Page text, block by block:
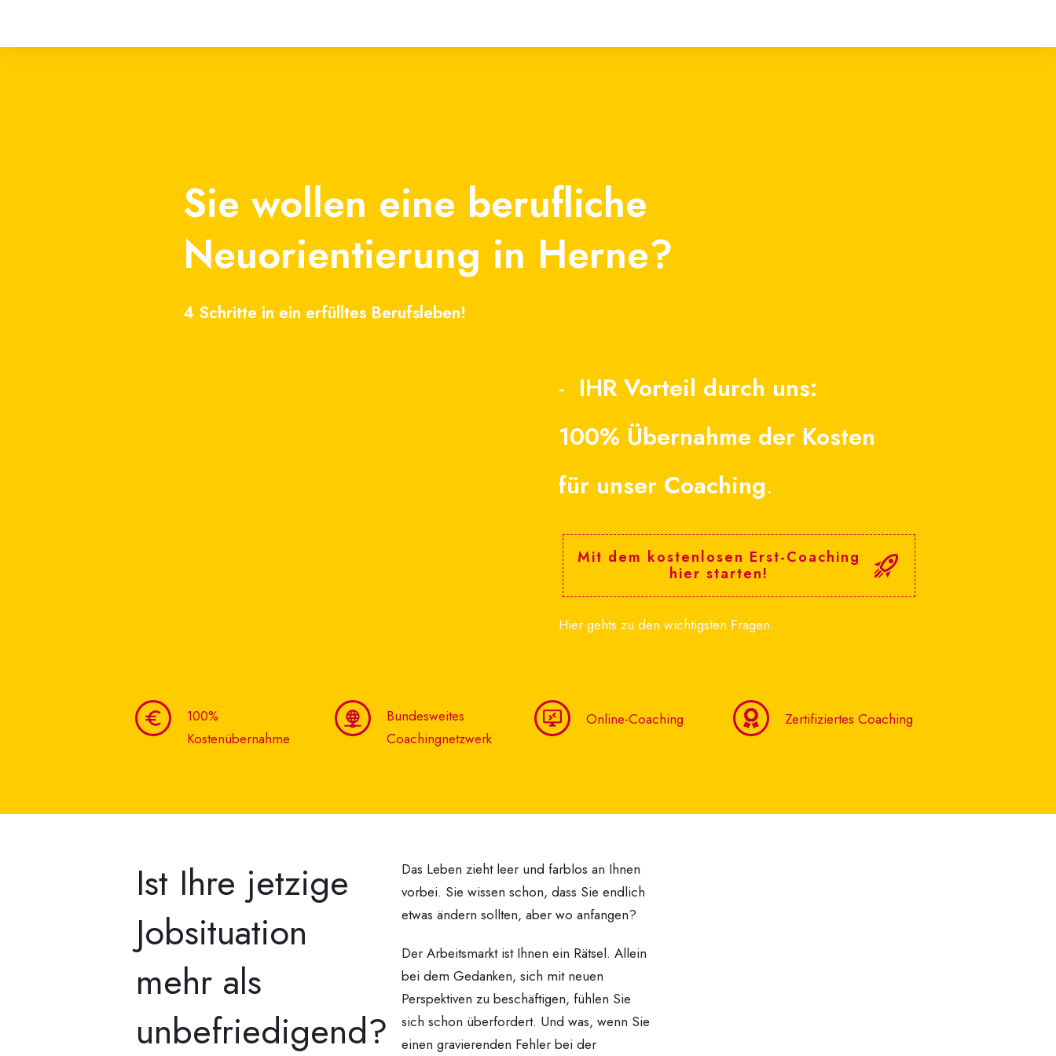
Sie wollen eine berufliche
Neuorientierung in Herne?
4 Schritte in ein erfülltes Berufsleben!
- IHR Vorteil durch uns:
100% Übernahme der Kosten
für unser Coaching.
Mit dem kostenlosen Erst-Coaching
hier starten!
Hier gehts zu den wichtigsten Fragen.
100%
Kostenübernahme
Bundesweites
Coachingnetzwerk
Online-Coaching Zertifiziertes Coaching
Ist Ihre jetzige
Jobsituation
mehr als
unbefriedigend?
Das Leben zieht leer und farblos an Ihnen
vorbei. Sie wissen schon, dass Sie endlich
etwas ändern sollten, aber wo anfangen?
Der Arbeitsmarkt ist Ihnen ein Rätsel. Allein
bei dem Gedanken, sich mit neuen
Perspektiven zu beschäftigen, fühlen Sie
sich schon überfordert. Und was, wenn Sie
einen gravierenden Fehler bei der